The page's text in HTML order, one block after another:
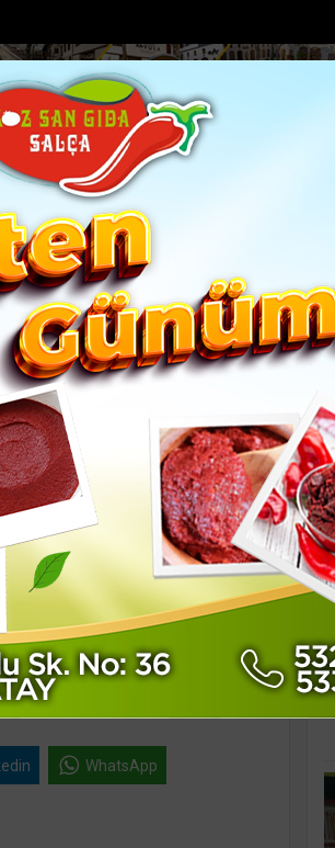
EURO 53.5186
KADIN-YAŞAM
u... Hatay'da Tır Kazası: Sürücü Yaralandı
WhatsApp